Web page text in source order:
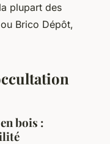
plupart des
Brico Dépôt,
bois :